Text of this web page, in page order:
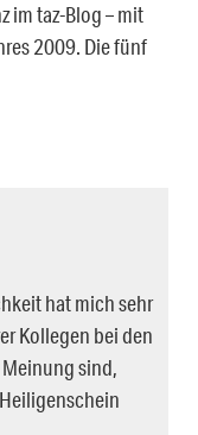
im taz-Blog – mit
2009. Die fünf
hat mich sehr
Kollegen bei den
sind,